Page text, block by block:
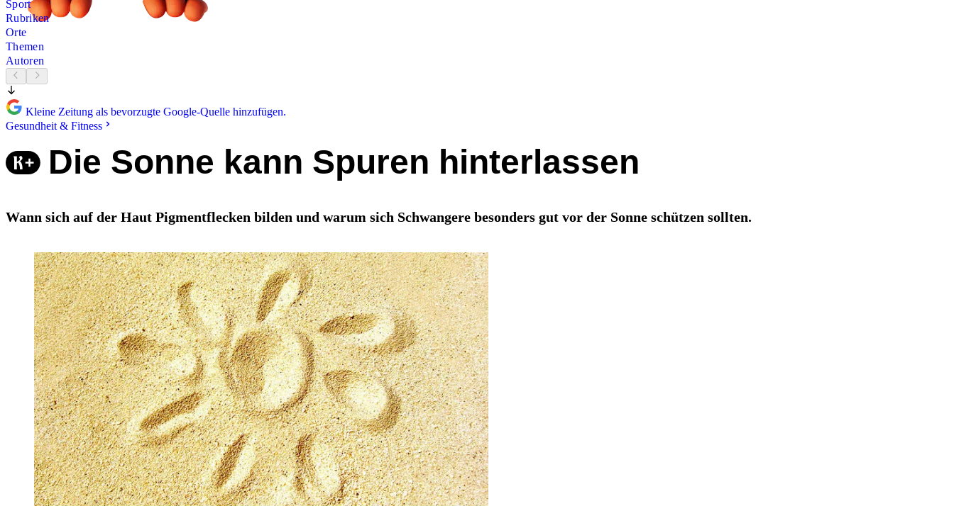
Sport
Rubriken
Orte
Themen
Autoren
Kleine Zeitung als bevorzugte Google-Quelle hinzufügen.
Gesundheit & Fitness
Die Sonne kann Spuren hinterlassen
Wann sich auf der Haut Pigmentflecken bilden und warum sich Schwangere besonders gut vor der Sonne schützen sollten.